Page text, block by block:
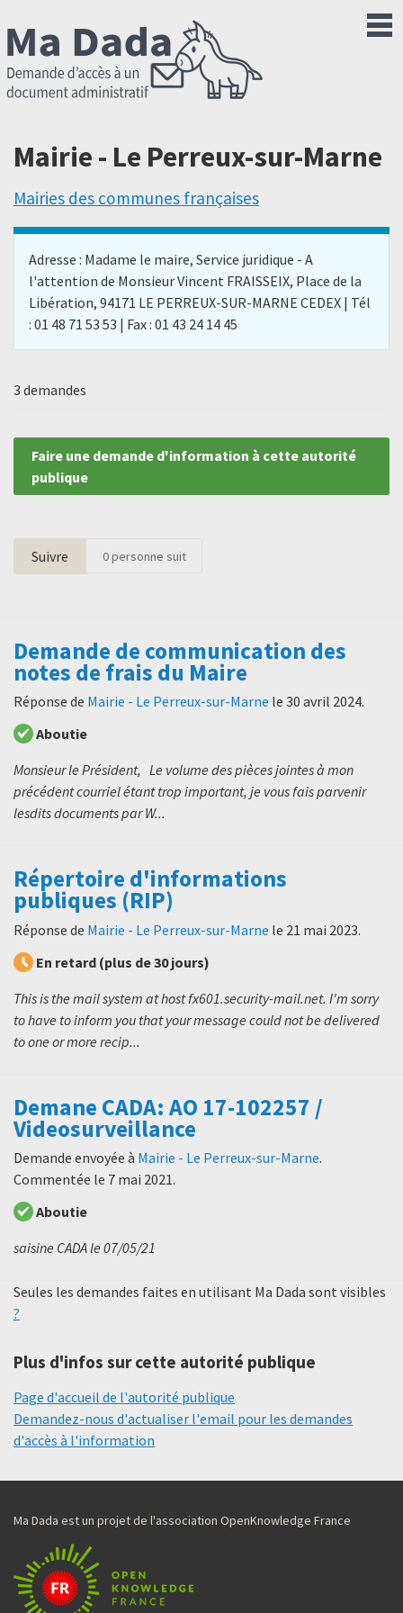
Mairie - Le Perreux-sur-Marne
Mairies des communes françaises
Adresse : Madame le maire, Service juridique - A
l'attention de Monsieur Vincent FRAISSEIX, Place de la
Libération, 94171 LE PERREUX-SUR-MARNE CEDEX | Tél
: 01 48 71 53 53 | Fax : 01 43 24 14 45
3 demandes
Faire une demande d'information à cette autorité
publique
Suivre 0personne suit
Demande de communication des
notes de frais du Maire
Réponse de Mairie - Le Perreux-sur-Marne le 30 avril 2024.
Aboutie
Monsieur le Président, Le volume des pièces jointes à mon
précédent courriel étant trop important, je vous fais parvenir
lesdits documents par W...
Répertoire d'informations
publiques (RIP)
Réponse de Mairie - Le Perreux-sur-Marne le 21 mai 2023.
En retard (plus de 30 jours)
This is the mail system at host fx601.security-mail.net. I'm sorry
to have to inform you that your message could not be delivered
to one or more recip...
Demane CADA: AO 17-102257 /
Videosurveillance
Demande envoyée à Mairie - Le Perreux-sur-Marne.
Commentée le 7 mai 2021.
Aboutie
saisine CADA le 07/05/21
Seules les demandes faites en utilisant Ma Dada sont visibles
?
Plus d'infos sur cette autorité publique
Page d'accueil de l'autorité publique
Demandez-nous d'actualiser l'email pour les demandes
d'accès à l'information
Ma Dada est un projet de l'association OpenKnowledge France